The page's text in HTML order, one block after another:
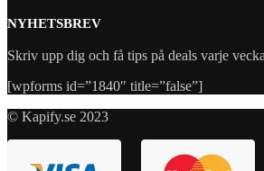
NYHETSBREV
Skriv upp dig och få tips på deals varje vecka
[wpforms id=”1840″ title=”false”]
© Kapify.se 2023